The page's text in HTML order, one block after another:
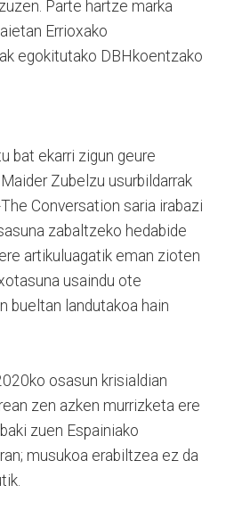
Parte hartze marka
Errioxako
egokitutako DBHkoentzako
bat ekarri zigun geure
Zubelzu usurbildarrak
Conversation saria irabazi
zabaltzeko hedabide
artikuluagatik eman zioten
usaindu ote
bueltan landutakoa hain
osasun krisialdian
zen azken murrizketa ere
zuen Espainiako
musukoa erabiltzea ez da